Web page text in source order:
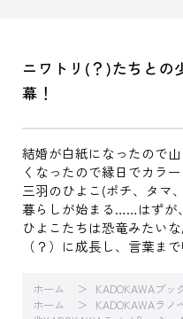
ニワトリ(？)たちとの
幕！
結婚が白紙になったので
くなったので縁日でカラー
三羽のひよこ(ポチ、タマ
暮らしが始まる……はずが、
ひよこたちは恐竜みたい
（？）に成長し、言葉ま
ホーム KADOKAWAブッ
ホーム
KADOKAWAラノ